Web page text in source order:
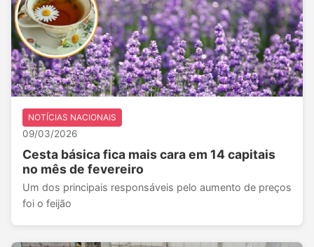
NOTÍCIAS NACIONAIS
09/03/2026
Cesta básica fica mais cara em 14 capitais
no mês de fevereiro
Um dos principais responsáveis pelo aumento de preços
foi o feijão